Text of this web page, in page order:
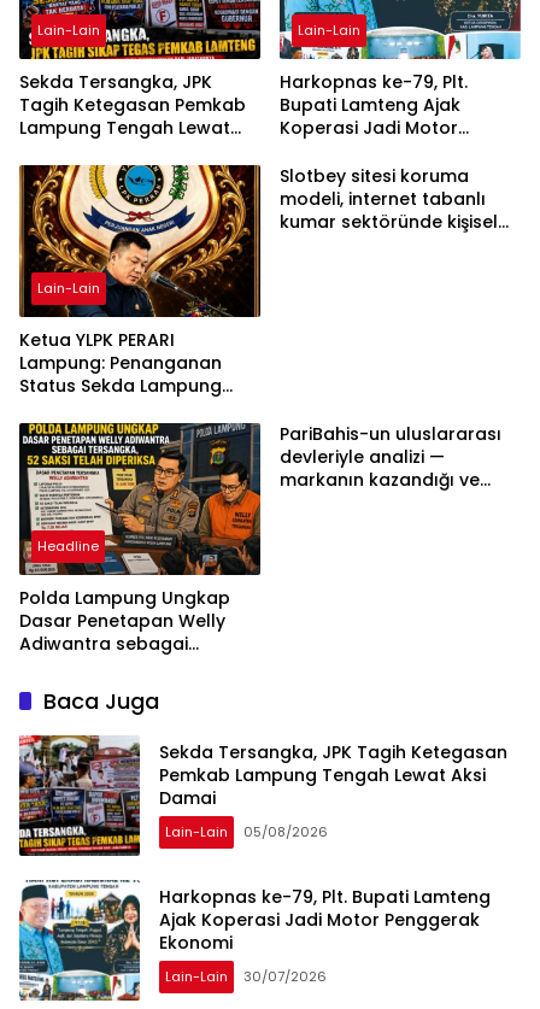
Lain-Lain
Sekda Tersangka, JPK
Tagih Ketegasan Pemkab
Lampung Tengah Lewat
Lain-Lain
Harkopnas ke-79, Plt.
Bupati Lamteng Ajak
Koperasi Jadi Motor
Lain-Lain
Ketua YLPK PERARI
Lampung: Penanganan
Status Sekda Lampung
Berdasarkan Aturan,
Bukan Tekanan Opini
Slotbey sitesi koruma
modeli, internet tabanlı
kumar sektöründe kişisel
Headline
Polda Lampung Ungkap
Dasar Penetapan Welly
Adiwantra sebagai
Diperiksa
PariBahis-un uluslararası
devleriyle analizi —
markanın kazandığı ve
Baca Juga
Sekda Tersangka, JPK Tagih Ketegasan
Pemkab Lampung Tengah Lewat Aksi
Damai
Lain-Lain 05/08/2026
Harkopnas ke-79, Plt. Bupati Lamteng
Ajak Koperasi Jadi Motor Penggerak
Ekonomi
Lain-Lain 30/07/2026